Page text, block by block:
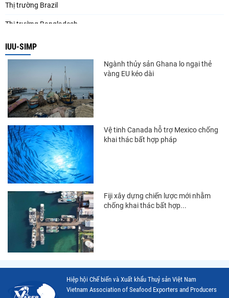
Thị trường Brazil
Thị trường Bangladesh
Thị trường Chile
Thị trường Canada
Thị trường Ecuador
Thị trường EU
Thị trường Indonesia
Thị trường Mexico
Thị trường Mỹ
Thị trường Nga
Thị trường Hàn Quốc
Thị trường Nhật Bản
Thị trường Thái Lan
Thị trường Trung Quốc
Thị trường Philippines
Thị trường Tây Ban Nha
IUU-SIMP
Ngành thủy sản Ghana lo ngại thẻ
vàng EU kéo dài
Vệ tinh Canada hỗ trợ Mexico chống
khai thác bất hợp pháp
Fiji xây dựng chiến lược mới nhằm
chống khai thác bất hợp...
Hiệp hội Chế biến và Xuất khẩu Thuỷ sản Việt Nam
Vietnam Association of Seafood Exporters and Producers